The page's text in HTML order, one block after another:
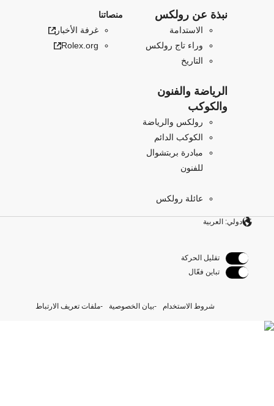
نبذة عن رولكس
الاستدامة
وراء تاج رولكس
التاريخ
الرياضة والفنون
والكوكب
رولكس والرياضة
الكوكب الدائم
مبادرة بربتشوال
للفنون
عائلة رولكس
منصاتنا
غرفة الأخبار
Rolex.org
دولي: العربية
تقليل الحركة
تباين فعّال
شروط الاستخدام بيان الخصوصية ملفات تعريف الارتباط